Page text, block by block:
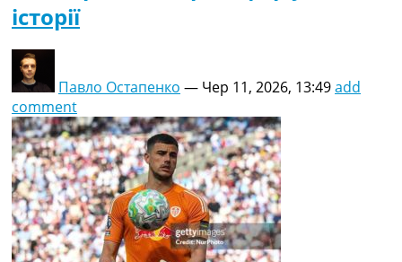
історії
Павло Остапенко — Чер 11, 2026, 13:49add
comment